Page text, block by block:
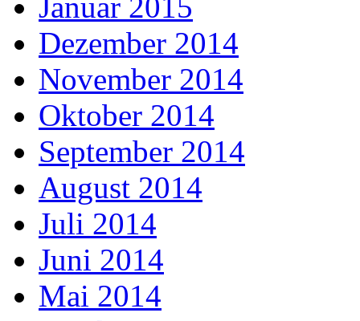
Januar 2015
Dezember 2014
November 2014
Oktober 2014
September 2014
August 2014
Juli 2014
Juni 2014
Mai 2014